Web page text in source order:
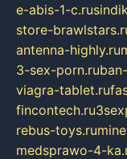
e-abis-1-c.ru
store-
antenna-highly.ru
3-sex-porn.ru
viagra-tablet.ru
fincontech.ru
rebus-toys.ru
medsprawo-4-